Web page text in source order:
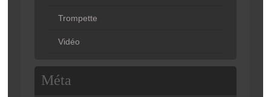
Trompette
Vidéo
Méta